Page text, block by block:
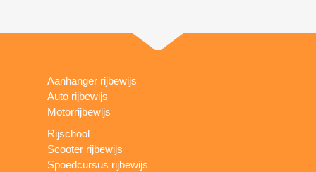
Aanhanger rijbewijs
Auto rijbewijs
Motorrijbewijs
Rijschool
Scooter rijbewijs
Spoedcursus rijbewijs